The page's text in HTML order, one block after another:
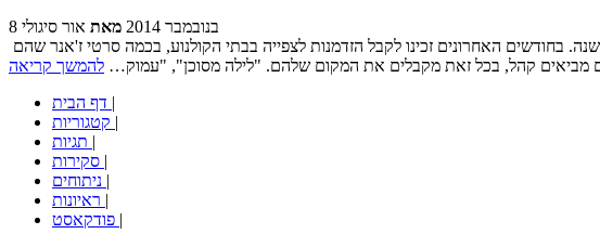
8 בנובמבר 2014 מאת אור סיגולי
קהל, בכל זאת מקבלים את המקום שלהם. "לילה מסוכן", "עמוק… להמשך קריאה
|
|
|
|
|
|
|